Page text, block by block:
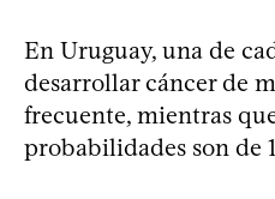
En Uruguay, una de
desarrollar cáncer de
frecuente, mientras
probabilidades son de